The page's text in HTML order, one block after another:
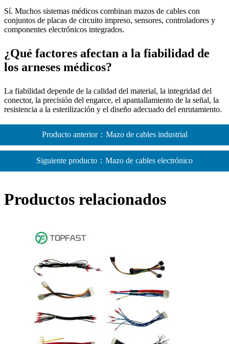
Sí. Muchos sistemas médicos combinan mazos de cables con
conjuntos de placas de circuito impreso, sensores, controladores y
componentes electrónicos integrados.
¿Qué factores afectan a la fiabilidad de
los arneses médicos?
La fiabilidad depende de la calidad del material, la integridad del
conector, la precisión del engarce, el apantallamiento de la señal, la
resistencia a la esterilización y el diseño adecuado del enrutamiento.
Producto anterior：Mazo de cables industrial
Siguiente producto：Mazo de cables electrónico
Productos relacionados